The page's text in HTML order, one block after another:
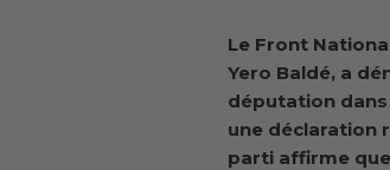
Le Front
Yero Baldé, a
députation dans
une déclaration
parti affirme